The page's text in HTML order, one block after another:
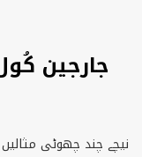
جارجین
نیچے چند چھوٹی